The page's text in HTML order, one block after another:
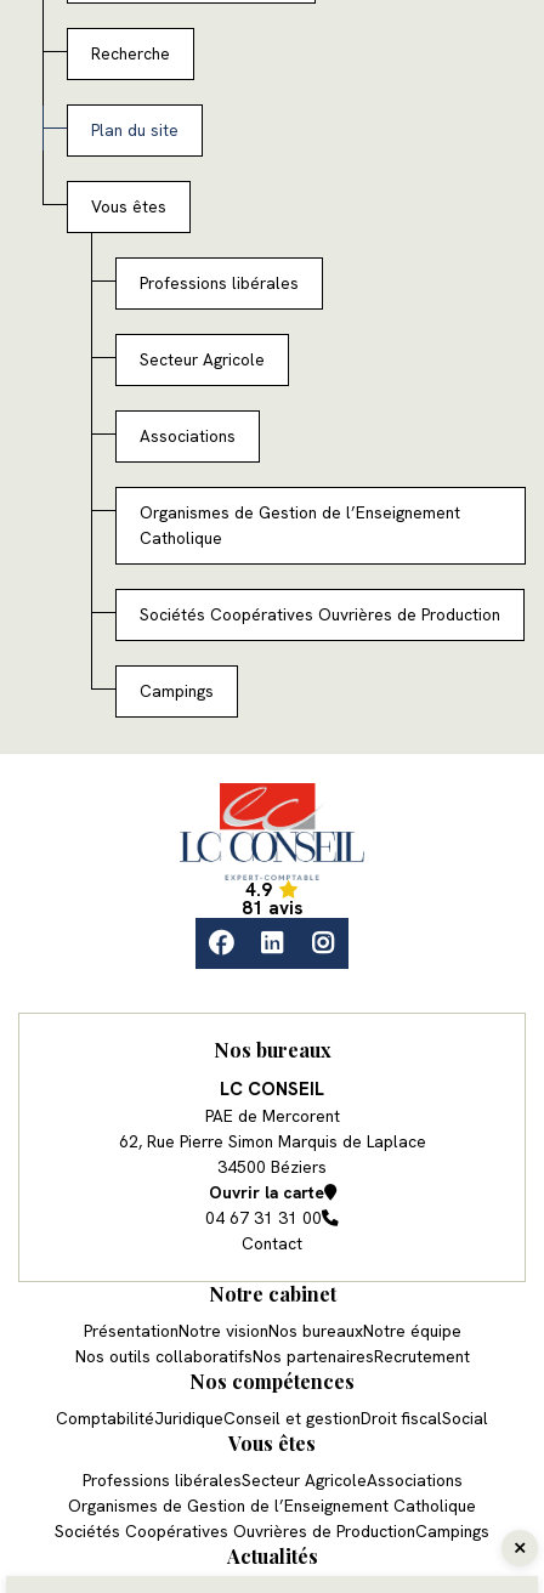
Recherche
Plan du site
Vous êtes
Professions libérales
Secteur Agricole
Associations
Organismes de Gestion de l’Enseignement
Catholique
Sociétés Coopératives Ouvrières de Production
Campings
Accueil
Accueil
4.9
81 avis
facebook
linkedininstagram
Nos bureaux
LC CONSEIL
PAE de Mercorent
62, Rue Pierre Simon Marquis de Laplace
34500 Béziers
Ouvrir la carte
04 67 31 31 00
Contact
Notre cabinet
PrésentationNotre visionNos bureauxNotre équipe
Nos outils collaboratifsNos partenairesRecrutement
Nos compétences
ComptabilitéJuridiqueConseil et gestionDroit fiscalSocial
Vous êtes
Professions libéralesSecteur AgricoleAssociations
Organismes de Gestion de l’Enseignement Catholique
Sociétés Coopératives Ouvrières de ProductionCampings
Actualités